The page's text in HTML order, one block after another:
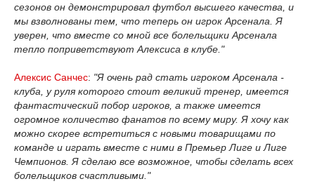
сезонов он демонстрировал футбол высшего качества, и
мы взволнованы тем, что теперь он игрок Арсенала. Я
уверен, что вместе со мной все болельщики Арсенала
тепло поприветствуют Алексиса в клубе."
Алексис Санчес: "Я очень рад стать игроком Арсенала -
клуба, у руля которого стоит великий тренер, имеется
фантастический побор игроков, а также имеется
огромное количество фанатов по всему миру. Я хочу как
можно скорее встретиться с новыми товарищами по
команде и играть вместе с ними в Премьер Лиге и Лиге
Чемпионов. Я сделаю все возможное, чтобы сделать всех
болельщиков счастливыми."